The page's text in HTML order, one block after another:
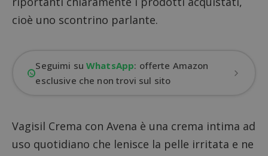
cioè uno scontrino parlante.
Seguimi suWhatsApp: offerte Amazon
esclusive che non trovi sul sito
Vagisil Crema con Avena è una crema intima ad
uso quotidiano che lenisce la pelle irritata e ne